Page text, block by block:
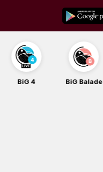
content
BiG 4 BiG Balade